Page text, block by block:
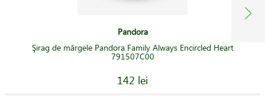
Pandora
Şirag de mărgele Pandora Family Always Encircled Heart
791507C00
142 lei